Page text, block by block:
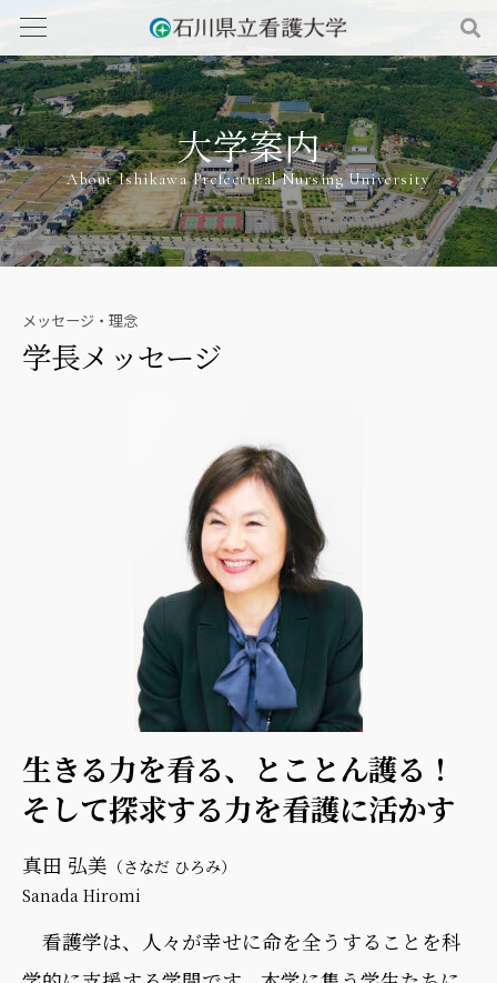
大学案内
About Ishikawa Prefectural Nursing University
メッセージ・理念
学長メッセージ
生きる力を看る、とことん護る！
そして探求する力を看護に活かす
真田 弘美 （さなだ ひろみ）
Sanada Hiromi
看護学は、人々が幸せに命を全うすることを科